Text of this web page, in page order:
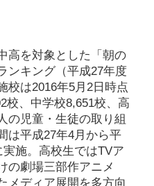
高を対象とした「朝の
ンキング（平成27年度
校は2016年5月2日時点
校、中学校8,651校、高
の児童・生徒の取り組
は平成27年4月から平
施。高校生ではTVア
の劇場三部作アニメ
メディア展開を多方向